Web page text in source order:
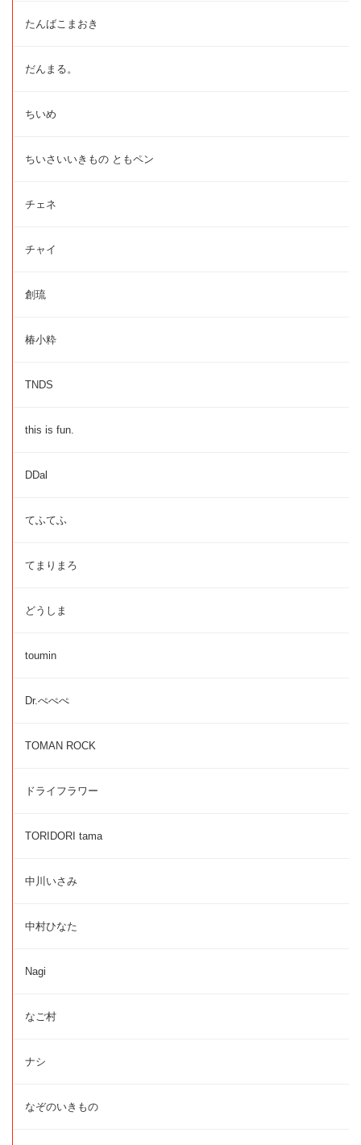
たんばこまおき
だんまる。
ちいめ
ちいさいいきもの ともペン
チェネ
チャイ
創琉
椿小粋
TNDS
this is fun.
DDal
てふてふ
てまりまろ
どうしま
toumin
Dr.ぺぺぺ
TOMAN ROCK
ドライフラワー
TORIDORI tama
中川いさみ
中村ひなた
Nagi
なご村
ナシ
なぞのいきもの